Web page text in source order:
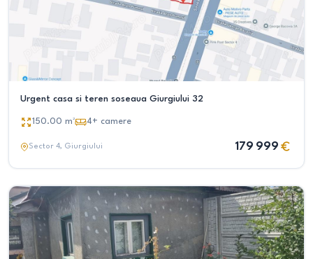
Urgent casa si teren soseaua Giurgiului 32
150.00 m² 4+ camere
Sector 4, Giurgiului 179 999